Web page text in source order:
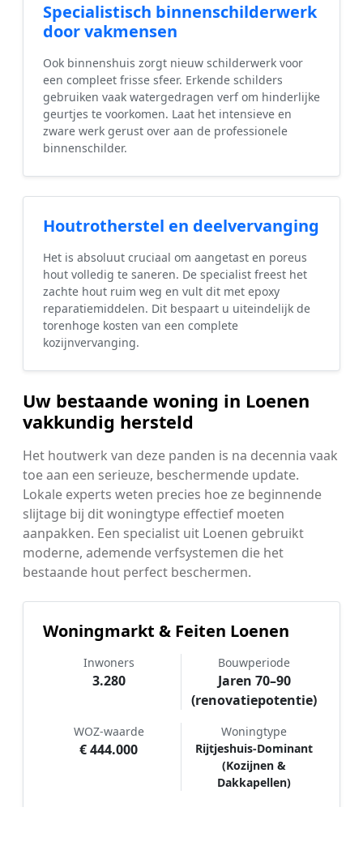
Specialistisch binnenschilderwerk
door vakmensen
Ook binnenshuis zorgt nieuw schilderwerk voor
een compleet frisse sfeer. Erkende schilders
gebruiken vaak watergedragen verf om hinderlijke
geurtjes te voorkomen. Laat het intensieve en
zware werk gerust over aan de professionele
binnenschilder.
Houtrotherstel en deelvervanging
Het is absoluut cruciaal om aangetast en poreus
hout volledig te saneren. De specialist freest het
zachte hout ruim weg en vult dit met epoxy
reparatiemiddelen. Dit bespaart u uiteindelijk de
torenhoge kosten van een complete
kozijnvervanging.
Uw bestaande woning in Loenen
vakkundig hersteld
Het houtwerk van deze panden is na decennia vaak
toe aan een serieuze, beschermende update.
Lokale experts weten precies hoe ze beginnende
slijtage bij dit woningtype effectief moeten
aanpakken. Een specialist uit Loenen gebruikt
moderne, ademende verfsystemen die het
bestaande hout perfect beschermen.
Woningmarkt & Feiten Loenen
Inwoners
3.280
Bouwperiode
Jaren 70–90
(renovatiepotentie)
WOZ-waarde
€ 444.000
Woningtype
Rijtjeshuis-Dominant
(Kozijnen &
Dakkapellen)